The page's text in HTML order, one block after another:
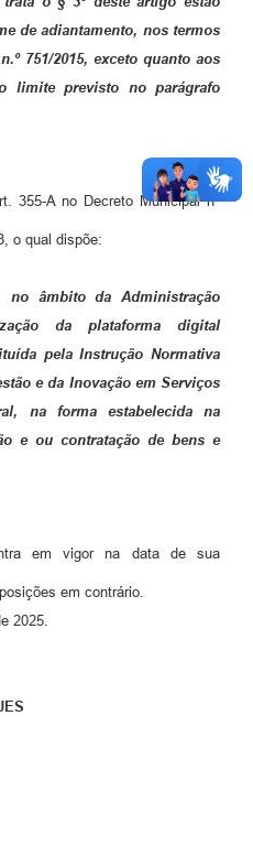
de adiantamento, nos termos
751/2015, exceto quanto aos
limite previsto no parágrafo
355-A no Decreto Municipal nº
o qual dispõe:
no âmbito da Administração
da plataforma digital
pela Instrução Normativa
e da Inovação em Serviços
na forma estabelecida na
e ou contratação de bens e
em vigor na data de sua
em contrário.
2025.